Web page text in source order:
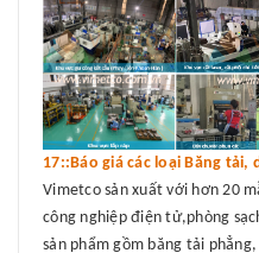
17::Báo giá các loại Băng
Vimetco sản xuất với hơn 20
công nghiệp điện tử,phòng
sản phẩm gồm băng tải